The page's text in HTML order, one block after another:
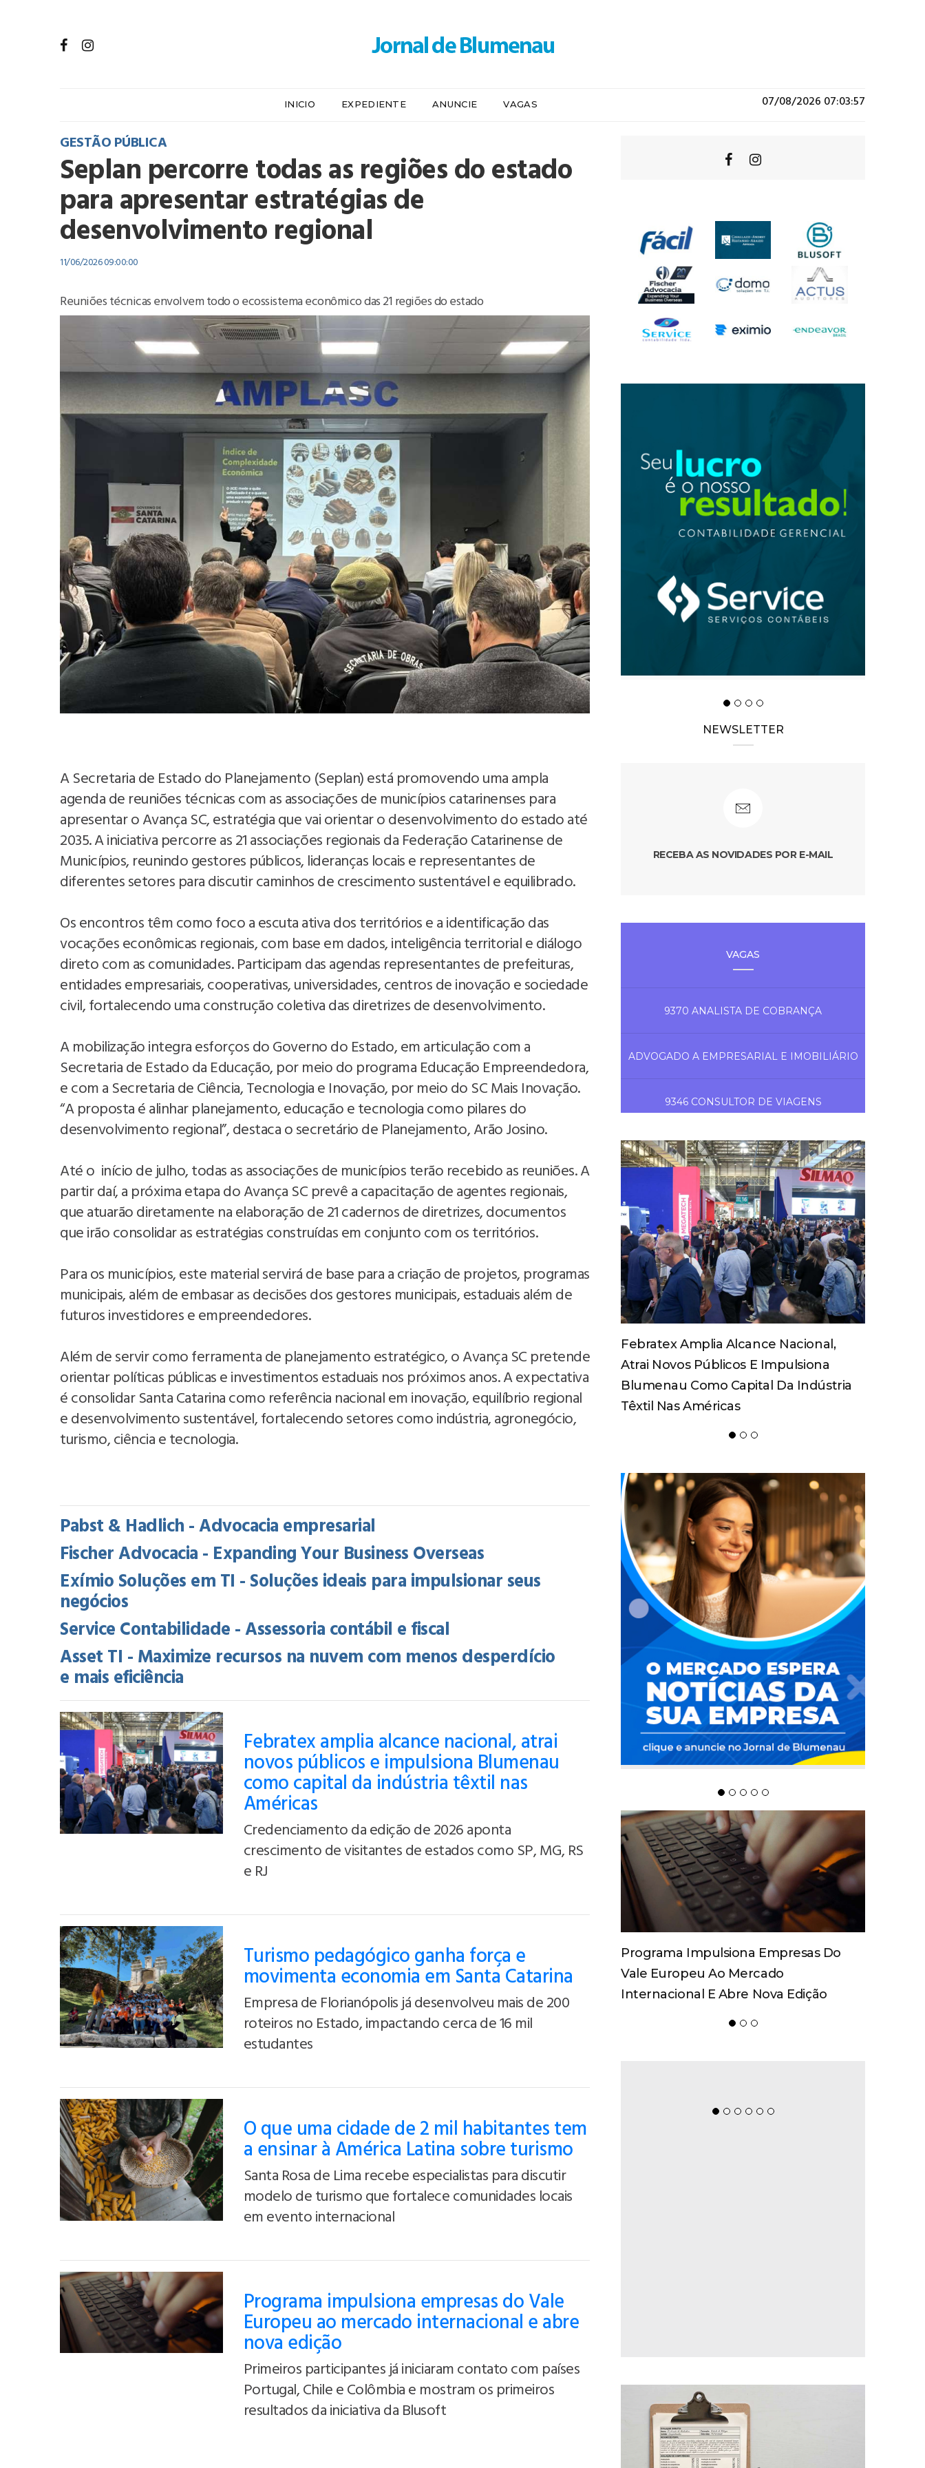
INICIO EXPEDIENTE ANUNCIE VAGAS 07/08/2026 07:03:57
GESTÃO PÚBLICA
Seplan percorre todas as regiões do estado
para apresentar estratégias de
desenvolvimento regional
11/06/2026 09:00:00
Reuniões técnicas envolvem todo o ecossistema econômico das 21 regiões do estado
A Secretaria de Estado do Planejamento (Seplan) está promovendo uma ampla
agenda de reuniões técnicas com as associações de municípios catarinenses para
apresentar o Avança SC, estratégia que vai orientar o desenvolvimento do estado até
2035. A iniciativa percorre as 21 associações regionais da Federação Catarinense de
Municípios, reunindo gestores públicos, lideranças locais e representantes de
diferentes setores para discutir caminhos de crescimento sustentável e equilibrado.
Os encontros têm como foco a escuta ativa dos territórios e a identificação das
vocações econômicas regionais, com base em dados, inteligência territorial e diálogo
direto com as comunidades. Participam das agendas representantes de prefeituras,
entidades empresariais, cooperativas, universidades, centros de inovação e sociedade
civil, fortalecendo uma construção coletiva das diretrizes de desenvolvimento.
A mobilização integra esforços do Governo do Estado, em articulação com a
Secretaria de Estado da Educação, por meio do programa Educação Empreendedora,
e com a Secretaria de Ciência, Tecnologia e Inovação, por meio do SC Mais Inovação.
“A proposta é alinhar planejamento, educação e tecnologia como pilares do
desenvolvimento regional”, destaca o secretário de Planejamento, Arão Josino.
Até o início de julho, todas as associações de municípios terão recebido as reuniões. A
partir daí, a próxima etapa do Avança SC prevê a capacitação de agentes regionais,
que atuarão diretamente na elaboração de 21 cadernos de diretrizes, documentos
que irão consolidar as estratégias construídas em conjunto com os territórios.
Para os municípios, este material servirá de base para a criação de projetos, programas
municipais, além de embasar as decisões dos gestores municipais, estaduais além de
futuros investidores e empreendedores.
Além de servir como ferramenta de planejamento estratégico, o Avança SC pretende
orientar políticas públicas e investimentos estaduais nos próximos anos. A expectativa
é consolidar Santa Catarina como referência nacional em inovação, equilíbrio regional
e desenvolvimento sustentável, fortalecendo setores como indústria, agronegócio,
turismo, ciência e tecnologia.
Pabst & Hadlich - Advocacia empresarial
Fischer Advocacia - Expanding Your Business Overseas
Exímio Soluções em TI - Soluções ideais para impulsionar seus
negócios
Service Contabilidade - Assessoria contábil e fiscal
Asset TI - Maximize recursos na nuvem com menos desperdício
e mais eficiência
Febratex amplia alcance nacional, atrai
novos públicos e impulsiona Blumenau
como capital da indústria têxtil nas
Américas
Credenciamento da edição de 2026 aponta
crescimento de visitantes de estados como SP, MG, RS
e RJ
Turismo pedagógico ganha força e
movimenta economia em Santa Catarina
Empresa de Florianópolis já desenvolveu mais de 200
roteiros no Estado, impactando cerca de 16 mil
estudantes
O que uma cidade de 2 mil habitantes tem
a ensinar à América Latina sobre turismo
Santa Rosa de Lima recebe especialistas para discutir
modelo de turismo que fortalece comunidades locais
em evento internacional
Programa impulsiona empresas do Vale
Europeu ao mercado internacional e abre
nova edição
Primeiros participantes já iniciaram contato com países
Portugal, Chile e Colômbia e mostram os primeiros
resultados da iniciativa da Blusoft
Movimenta Economia Em Santa
Catarina
Spaten Tisch Chega À Oktoberfest De
Blumenau Para Celebrar O Ritual Da
Cerveja E Dos Encontros